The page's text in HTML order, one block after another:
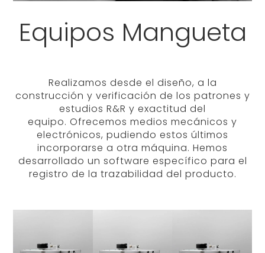
Equipos Mangueta
Realizamos desde el diseño, a la
construcción y verificación de los patrones y
estudios R&R y exactitud del
equipo. Ofrecemos medios mecánicos y
electrónicos, pudiendo estos últimos
incorporarse a otra máquina. Hemos
desarrollado un software específico para el
registro de la trazabilidad del producto.